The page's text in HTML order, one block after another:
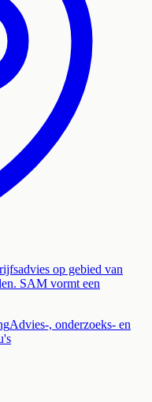
op gebied van
SAM vormt een
Advies-, onderzoeks- en